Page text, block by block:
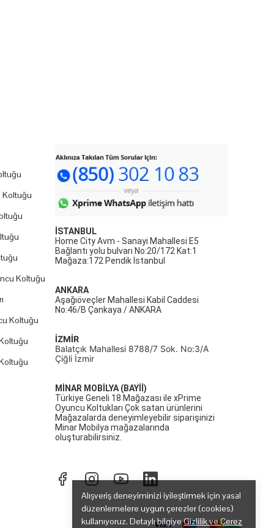
Alışveriş deneyiminizi iyileştirmek için yasal
düzenlemelere uygun çerezler (cookies)
kullanıyoruz. Detaylı bilgiyeGizlilik ve Çerez
Koltuğu
Koltuğu
Koltuğu
İSTANBUL
Home City Avm - Sanayi Mahallesi E5
Bağlantı yolu bulvarı No:20/172 Kat:1
Mağaza:172 Pendik İstanbul
ANKARA
Aşağıöveçler Mahallesi Kabil Caddesi
No:46/B Çankaya / ANKARA
İZMİR
Balatçık Mahallesi 8788/7 Sok. No:3/A
Çiğli İzmir
MİNAR MOBİLYA (BAYİİ)
Türkiye Geneli 18 Mağazası ile xPrime
Oyuncu Koltukları Çok satan ürünlerini
Mağazalarda deneyimleyebilir siparişinizi
Minar Mobilya mağazalarında
oluşturabilirsiniz.